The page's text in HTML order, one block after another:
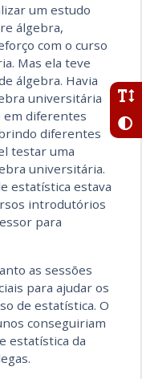
um estudo
álgebra,
com o curso
Mas ela teve
álgebra. Havia
universitária
em diferentes
diferentes
testar uma
universitária.
estatística estava
introdutórios
para
as sessões
para ajudar os
de estatística. O
conseguiriam
estatística da